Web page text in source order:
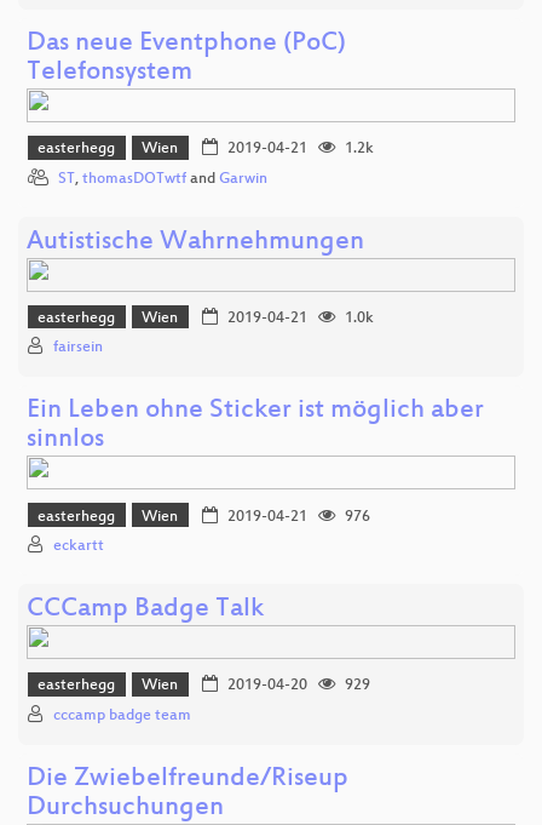
Das neue Eventphone (PoC)
Telefonsystem
easterhegg Wien 2019-04-21
1.2k
ST, thomasDOTwtf and Garwin
Autistische Wahrnehmungen
easterhegg Wien 2019-04-21
1.0k
fairsein
Ein Leben ohne Sticker ist möglich aber
sinnlos
easterhegg Wien 2019-04-21
976
eckartt
CCCamp Badge Talk
easterhegg Wien 2019-04-20
929
cccamp badge team
Die Zwiebelfreunde/Riseup
Durchsuchungen